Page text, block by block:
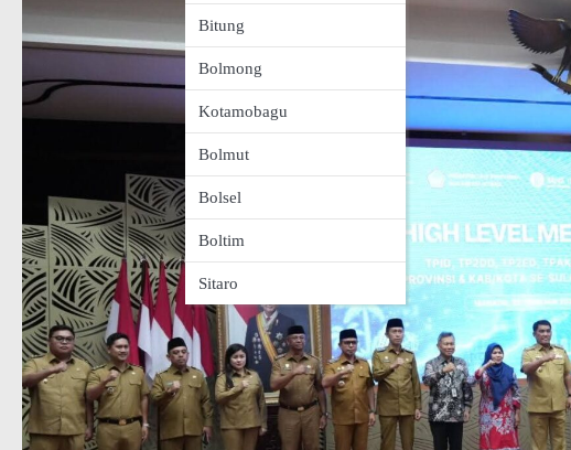
Bitung
Bolmong
Kotamobagu
Bolmut
Bolsel
Boltim
Sitaro